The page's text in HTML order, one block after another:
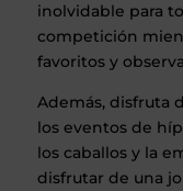
inolvidable para
competición
favoritos y
Además, disfruta
los eventos de
los caballos y la
disfrutar de una